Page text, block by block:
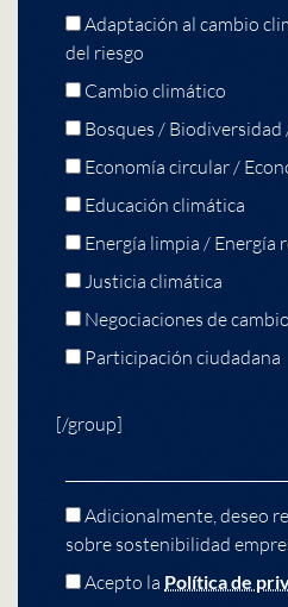
Adaptación al cambio
del riesgo
Cambio climático
Bosques / Biodiversidad
Economía circular /
Educación climática
Energía limpia / Energía
Justicia climática
Negociaciones de
Participación ciudadana
[/group]
Adicionalmente, deseo
sobre sostenibilidad
Acepto la Política de